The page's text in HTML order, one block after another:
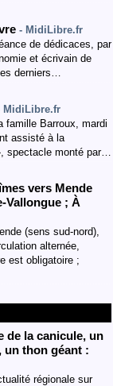
- MidiLibre.fr
de dédicaces, par
et écrivain de
derniers…
MidiLibre.fr
famille Barroux, mardi
assisté à la
spectacle monté par…
vers Mende
Vallongue ; À
(sens sud-nord),
alternée,
est obligatoire ;
de la canicule, un
un thon géant :
régionale sur